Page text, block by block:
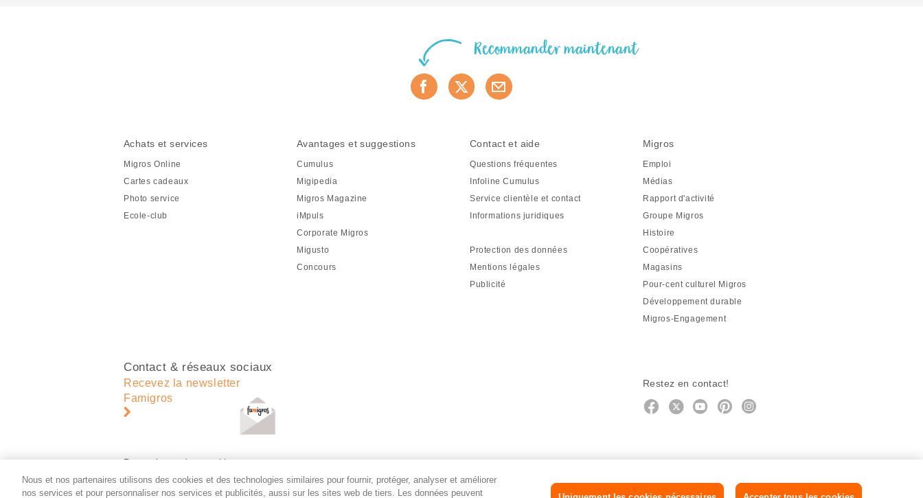
Recommander maintenant
Achats et services
Migros Online
Cartes cadeaux
Photo service
Ecole-club
Avantages et suggestions
Cumulus
Migipedia
Migros Magazine
iMpuls
Corporate Migros
Migusto
Concours
Contact et aide
Questions fréquentes
Infoline Cumulus
Service clientèle et contact
Informations juridiques
Protection des données
Mentions légales
Publicité
Migros
Emploi
Médias
Rapport d'activité
Groupe Migros
Histoire
Coopératives
Magasins
Pour-cent culturel Migros
Développement durable
Migros-Engagement
Contact & réseaux sociaux
Recevez la newsletter
Famigros
Restez en contact!
Facebook
http://twitter.com/migros
https://www.youtube.com/user/
PinterestInstagram
Paramètres des cookies
Nous et nos partenaires utilisons des cookies et des technologies similaires pour fournir, protéger, analyser et améliorer
nos services et pour personnaliser nos services et publicités, aussi sur les sites web de tiers. Les données peuvent